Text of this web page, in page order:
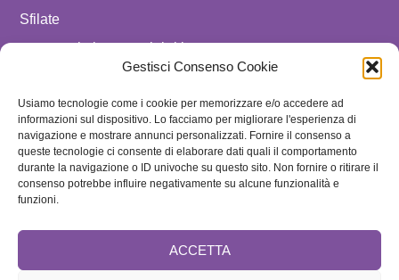
Gestisci Consenso Cookie
Usiamo tecnologie come i cookie per memorizzare e/o accedere ad
informazioni sul dispositivo. Lo facciamo per migliorare l'esperienza di
navigazione e mostrare annunci personalizzati. Fornire il consenso a
queste tecnologie ci consente di elaborare dati quali il comportamento
durante la navigazione o ID univoche su questo sito. Non fornire o ritirare il
consenso potrebbe influire negativamente su alcune funzionalità e
funzioni.
ACCETTA
Sfilate
spostare in luxury celebrities
Uomo
SEGUICI SU
ISCRIVITI ALLA NEWSLETTER